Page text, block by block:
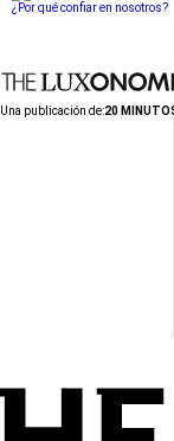
¿Por qué confiar en nosotros?
Una publicación de:20